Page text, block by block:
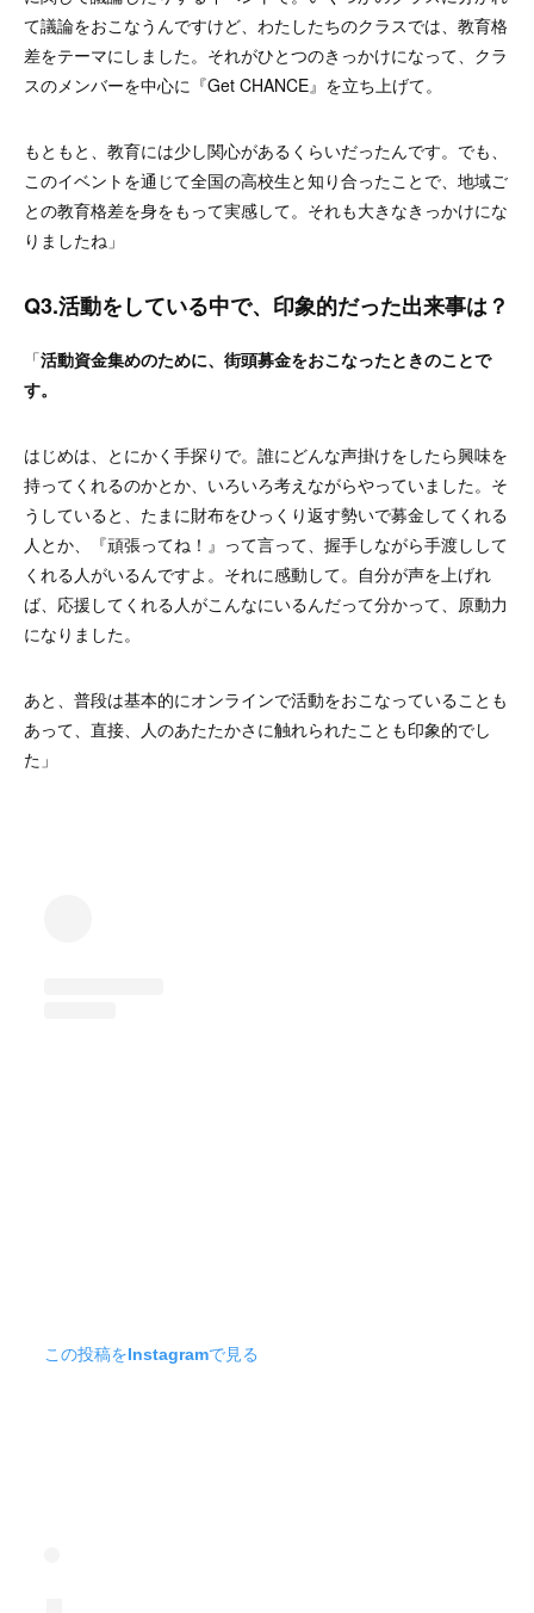
て議論をおこなうんですけど、わたしたちのクラスでは、教育格
差をテーマにしました。それがひとつのきっかけになって、クラ
スのメンバーを中心に『Get CHANCE』を立ち上げて。
もともと、教育には少し関心があるくらいだったんです。でも、
このイベントを通じて全国の高校生と知り合ったことで、地域ご
との教育格差を身をもって実感して。それも大きなきっかけにな
りましたね」
Q3.活動をしている中で、印象的だった出来事は？
「活動資金集めのために、街頭募金をおこなったときのことで
す。
はじめは、とにかく手探りで。誰にどんな声掛けをしたら興味を
持ってくれるのかとか、いろいろ考えながらやっていました。そ
うしていると、たまに財布をひっくり返す勢いで募金してくれる
人とか、『頑張ってね！』って言って、握手しながら手渡しして
くれる人がいるんですよ。それに感動して。自分が声を上げれ
ば、応援してくれる人がこんなにいるんだって分かって、原動力
になりました。
あと、普段は基本的にオンラインで活動をおこなっていることも
あって、直接、人のあたたかさに触れられたことも印象的でし
た」
この投稿をInstagramで見る